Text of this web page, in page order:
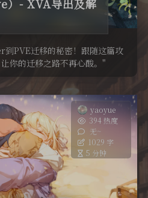
- XVA导出及解
PVE迁移的秘密！跟随这篇攻
你的迁移之路不再心酸。"
yaoyue
394 热度
无~
1029 字
5 分钟